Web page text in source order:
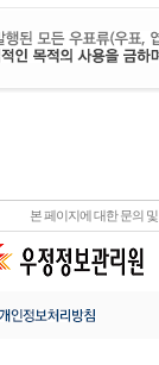
본 페이지에 대한 문의